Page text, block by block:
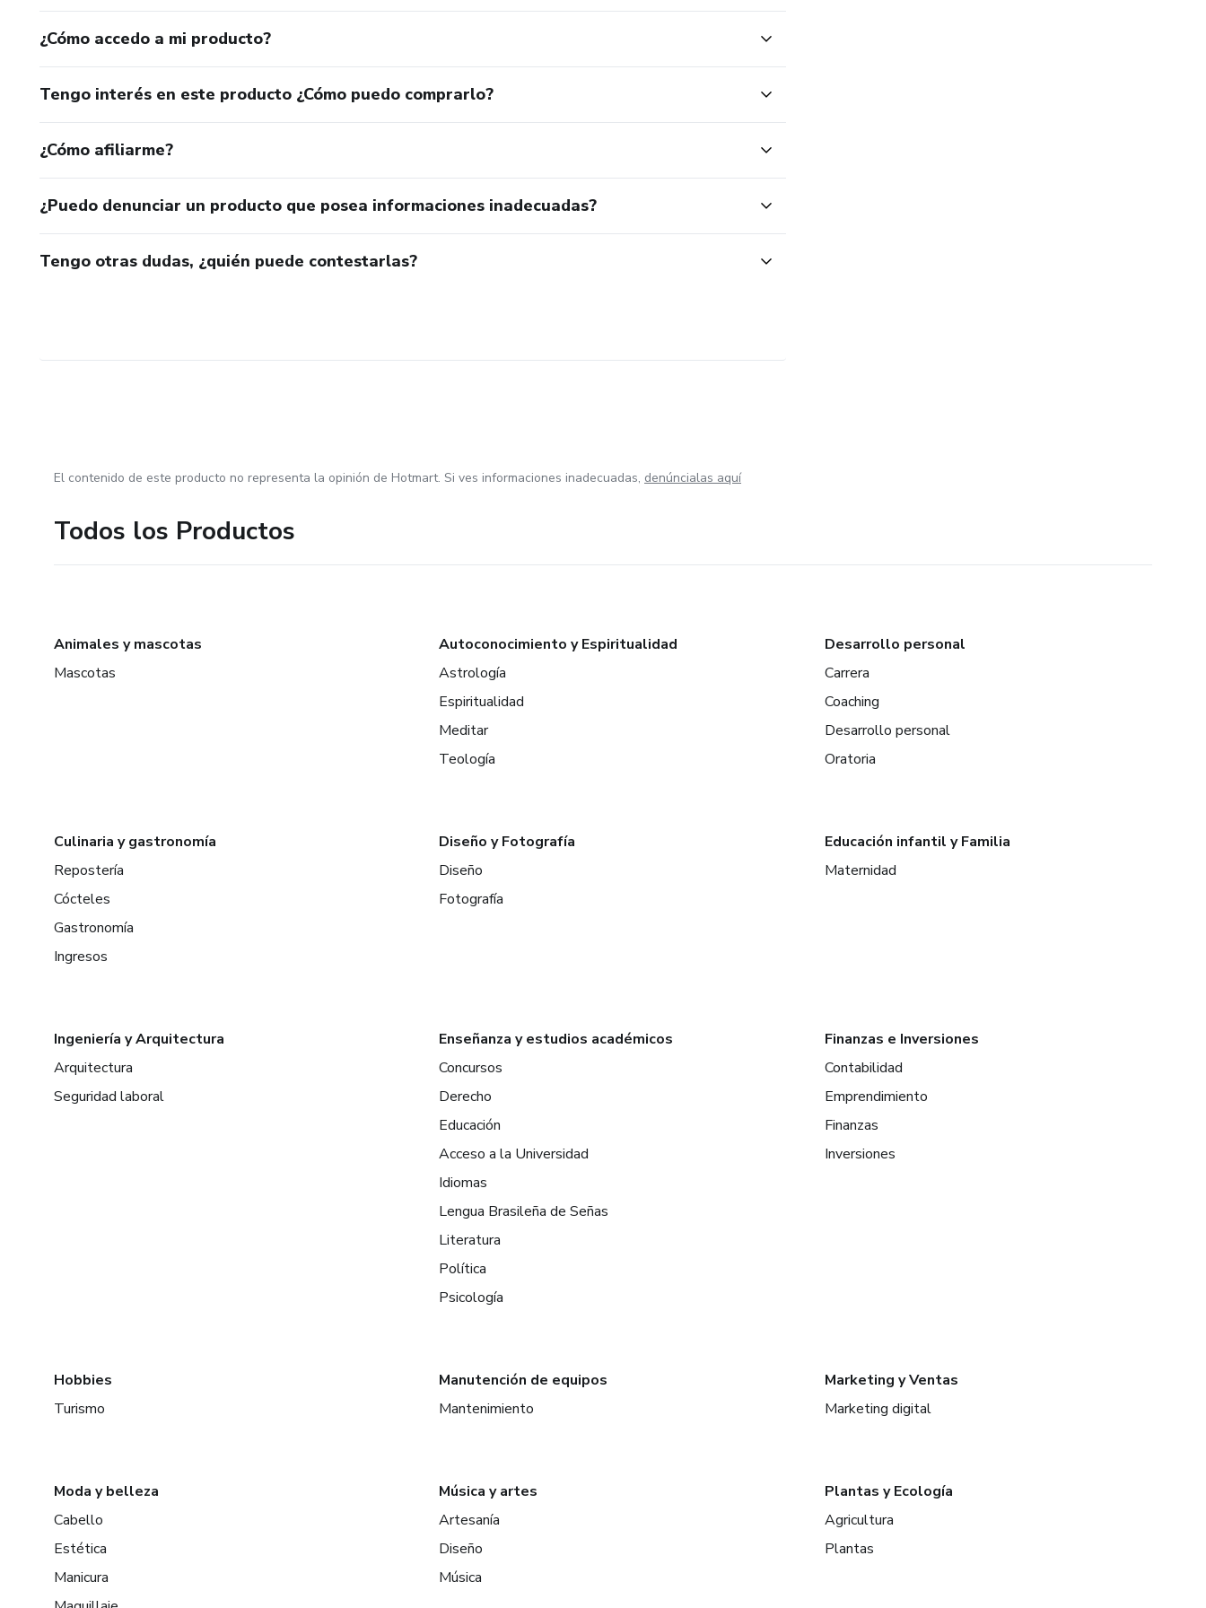
¿Cómo accedo a mi producto?
Tengo interés en este producto ¿Cómo puedo comprarlo?
¿Cómo afiliarme?
¿Puedo denunciar un producto que posea informaciones inadecuadas?
Tengo otras dudas, ¿quién puede contestarlas?
El contenido de este producto no representa la opinión de Hotmart. Si ves informaciones inadecuadas, denúncialas aquí
Todos los Productos
Animales y mascotas
Mascotas
Autoconocimiento y Espiritualidad
Astrología
Espiritualidad
Meditar
Teología
Desarrollo personal
Carrera
Coaching
Desarrollo personal
Oratoria
Culinaria y gastronomía
Repostería
Cócteles
Gastronomía
Ingresos
Diseño y Fotografía
Diseño
Fotografía
Educación infantil y Familia
Maternidad
Ingeniería y Arquitectura
Arquitectura
Seguridad laboral
Enseñanza y estudios académicos
Concursos
Derecho
Educación
Acceso a la Universidad
Idiomas
Lengua Brasileña de Señas
Literatura
Política
Psicología
Finanzas e Inversiones
Contabilidad
Emprendimiento
Finanzas
Inversiones
Hobbies
Turismo
Manutención de equipos
Mantenimiento
Marketing y Ventas
Marketing digital
Moda y belleza
Cabello
Estética
Manicura
Música y artes
Artesanía
Diseño
Música
Plantas y Ecología
Agricultura
Plantas